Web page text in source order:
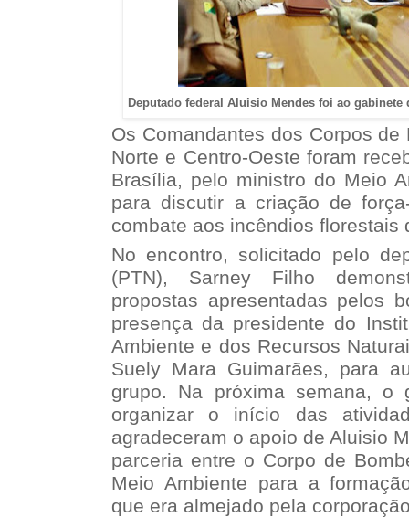
Deputado federal Aluisio Mendes foi ao
Os Comandantes dos Corpos
Norte e Centro-Oeste foram
Brasília, pelo ministro do Meio
para discutir a criação de
combate aos incêndios florestais
No encontro, solicitado pelo
(PTN), Sarney Filho
propostas apresentadas pelos
presença da presidente do
Ambiente e dos Recursos
Suely Mara Guimarães, para
grupo. Na próxima semana, o
organizar o início das
agradeceram o apoio de Aluisio
parceria entre o Corpo de
Meio Ambiente para a
que era almejado pela